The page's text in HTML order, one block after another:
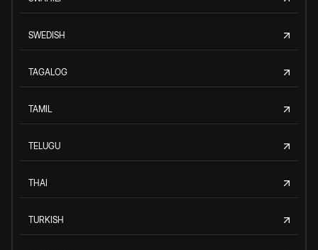
SWEDISH
TAGALOG
TAMIL
TELUGU
THAI
TURKISH